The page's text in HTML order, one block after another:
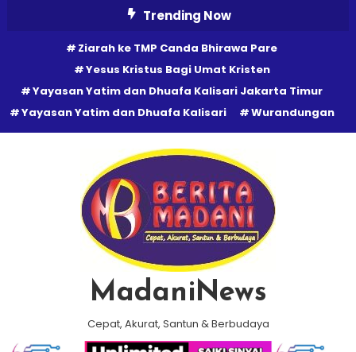
Trending Now
Ziarah ke TMP Canda Bhirawa Pare
Yesus Kristus Bagi Umat Kristen
Yayasan Yatim dan Dhuafa Kalisari Jakarta Timur
Yayasan Yatim dan Dhuafa Kalisari
Wurandungan
MadaniNews
Cepat, Akurat, Santun & Berbudaya